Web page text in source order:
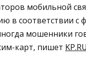
мобильной
в соответствии с
мошенники
карт, пишет KP.RU